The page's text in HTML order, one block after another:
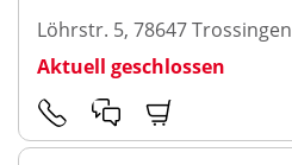
Löhrstr. 5, 78647 Trossingen
Aktuell geschlossen